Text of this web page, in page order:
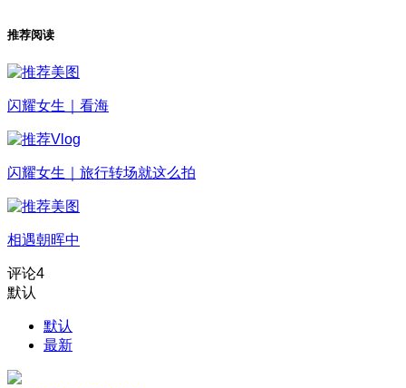
推荐阅读
闪耀女生｜看海
闪耀女生｜旅行转场就这么拍
相遇朝晖中
评论4
默认
默认
最新